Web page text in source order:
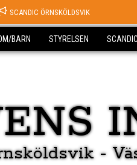
SCANDIC ÖRNSKÖLDSVIK
BARN STYRELSEN
-